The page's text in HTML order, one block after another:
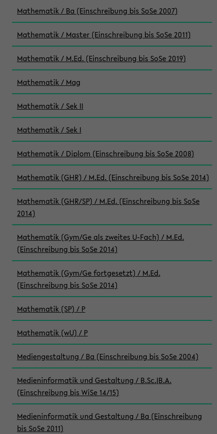
Mathematik / Ba (Einschreibung bis SoSe 2007)
Mathematik / Master (Einschreibung bis SoSe 2011)
Mathematik / M.Ed. (Einschreibung bis SoSe 2019)
Mathematik / Mag
Mathematik / Sek II
Mathematik / Sek I
Mathematik / Diplom (Einschreibung bis SoSe 2008)
Mathematik (GHR) / M.Ed. (Einschreibung bis SoSe 2014)
Mathematik (GHR/SP) / M.Ed. (Einschreibung bis SoSe
2014)
Mathematik (Gym/Ge als zweites U-Fach) / M.Ed.
(Einschreibung bis SoSe 2014)
Mathematik (Gym/Ge fortgesetzt) / M.Ed.
(Einschreibung bis SoSe 2014)
Mathematik (SP) / P
Mathematik (wU) / P
Mediengestaltung / Ba (Einschreibung bis SoSe 2004)
Medieninformatik und Gestaltung / B.Sc.|B.A.
(Einschreibung bis WiSe 14/15)
Medieninformatik und Gestaltung / Ba (Einschreibung
bis SoSe 2011)